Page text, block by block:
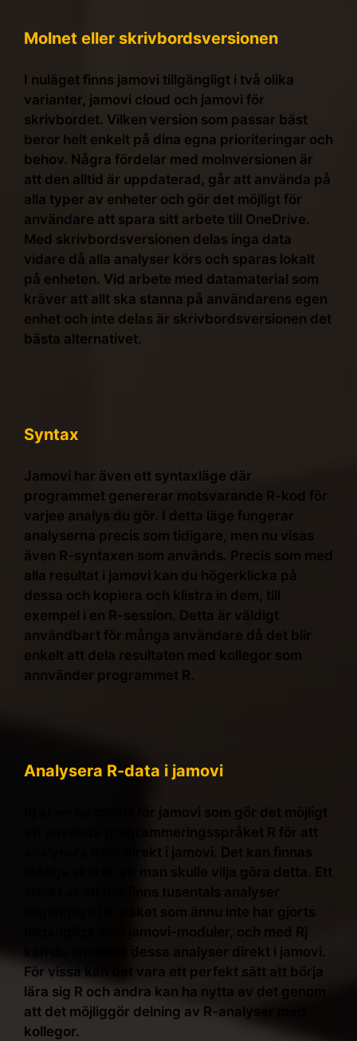
Molnet eller skrivbordsversionen
I nuläget finns jamovi tillgängligt i två olika
varianter, jamovi cloud och jamovi för
skrivbordet. Vilken version som passar bäst
beror helt enkelt på dina egna prioriteringar och
behov. Några fördelar med molnversionen är
att den alltid är uppdaterad, går att använda på
alla typer av enheter och gör det möjligt för
användare att spara sitt arbete till OneDrive.
Med skrivbordsversionen delas inga data
vidare då alla analyser körs och sparas lokalt
på enheten. Vid arbete med datamaterial som
kräver att allt ska stanna på användarens egen
enhet och inte delas är skrivbordsversionen det
bästa alternativet.
Syntax
Jamovi har även ett syntaxläge där
programmet genererar motsvarande R-kod för
varjee analys du gör. I detta läge fungerar
analyserna precis som tidigare, men nu visas
även R-syntaxen som används. Precis som med
alla resultat i jamovi kan du högerklicka på
dessa och kopiera och klistra in dem, till
exempel i en R-session. Detta är väldigt
användbart för många användare då det blir
enkelt att dela resultaten med kollegor som
annvänder programmet R.
Analysera R-data i jamovi
Rj är en ny modul för jamovi som gör det möjligt
att använda programmeringsspråket R för att
analysera data direkt i jamovi. Det kan finnas
många skäl till att man skulle vilja göra detta. Ett
starkt är att det finns tusentals analyser
tillgängliga i R-paket som ännu inte har gjorts
tillgängliga som jamovi-moduler, och med Rj
kan du använda dessa analyser direkt i jamovi.
För vissa kan det vara ett perfekt sätt att börja
lära sig R och andra kan ha nytta av det genom
att det möjliggör delning av R-analyser med
kollegor.